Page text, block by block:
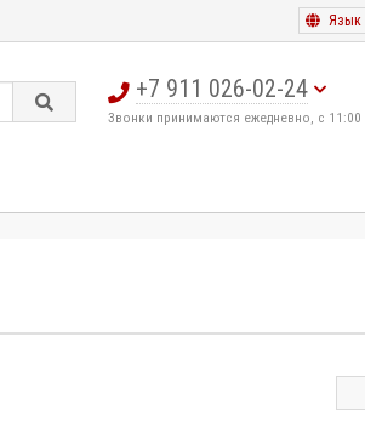
Язык
+7 911 026-02-24
Звонки принимаются ежедневно, с 11:00